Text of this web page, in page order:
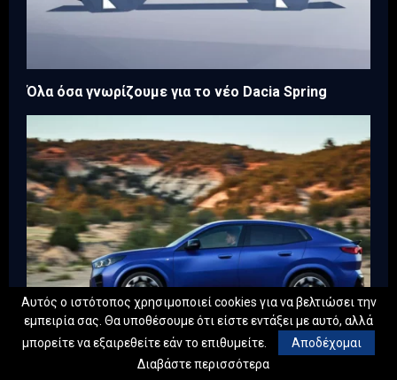
Όλα όσα γνωρίζουμε για το νέο Dacia Spring
Η νέα BMW X2 θα εισέλθει στην εποχή Neue
Αυτός ο ιστότοπος χρησιμοποιεί cookies για να βελτιώσει την
εμπειρία σας. Θα υποθέσουμε ότι είστε εντάξει με αυτό, αλλά
μπορείτε να εξαιρεθείτε εάν το επιθυμείτε.
Αποδέχομαι
Διαβάστε περισσότερα